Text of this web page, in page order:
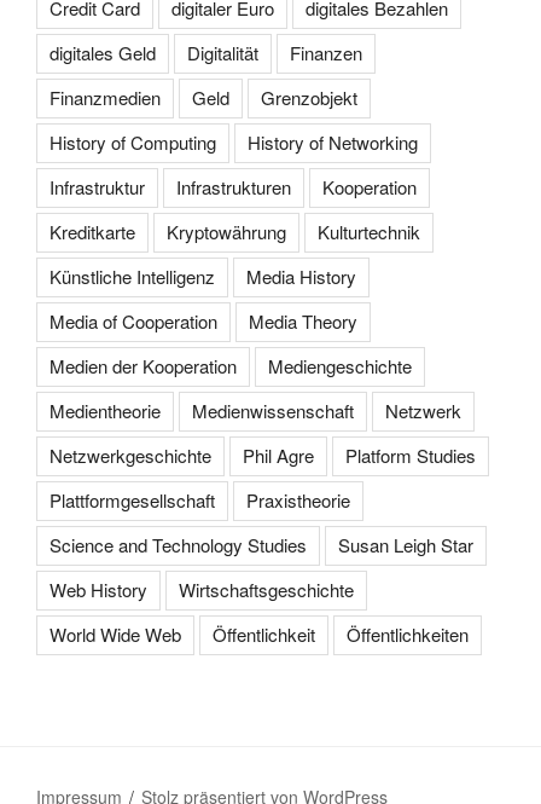
Credit Card
digitaler Euro
digitales Bezahlen
digitales Geld
Digitalität
Finanzen
Finanzmedien
Geld
Grenzobjekt
History of Computing
History of Networking
Infrastruktur
Infrastrukturen
Kooperation
Kreditkarte
Kryptowährung
Kulturtechnik
Künstliche Intelligenz
Media History
Media of Cooperation
Media Theory
Medien der Kooperation
Mediengeschichte
Medientheorie
Medienwissenschaft
Netzwerk
Netzwerkgeschichte
Phil Agre
Platform Studies
Plattformgesellschaft
Praxistheorie
Science and Technology Studies
Susan Leigh Star
Web History
Wirtschaftsgeschichte
World Wide Web
Öffentlichkeit Öffentlichkeiten
Impressum Stolz präsentiert von WordPress